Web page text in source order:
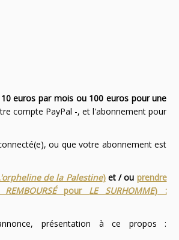
10 euros par mois ou 100 euros pour une
compte PayPal -, et l'abonnement pour
ou que votre abonnement est
de la Palestine)et / ou prendre
pour LE SURHOMME) :
présentation à ce propos :